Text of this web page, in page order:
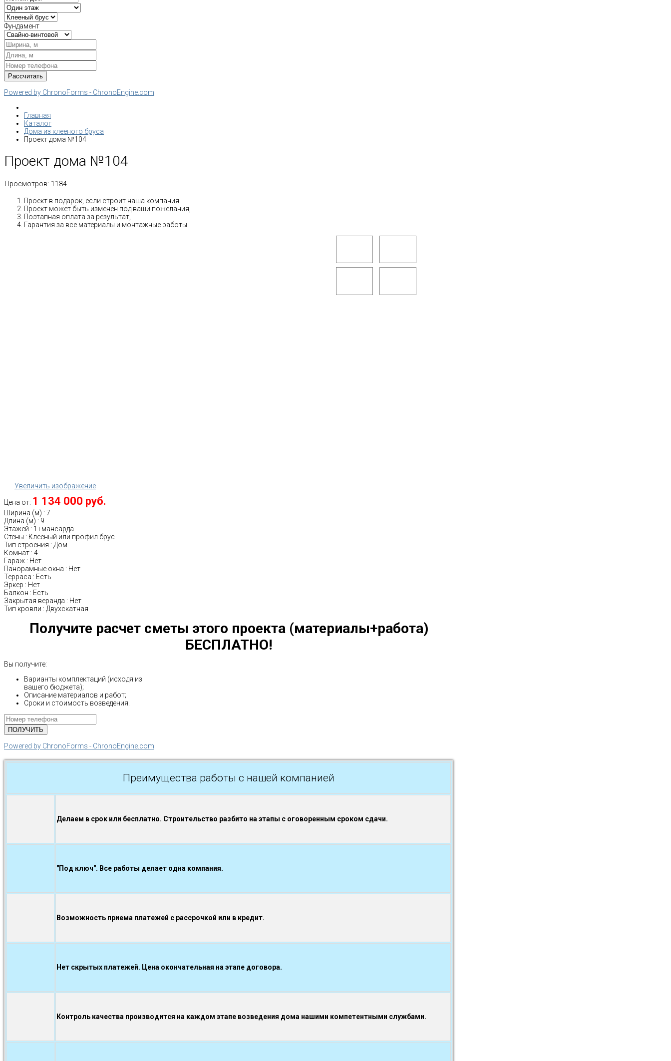
Фундамент
Powered by ChronoForms - ChronoEngine.com
Главная
Каталог
Дома из клееного бруса
Проект дома №104
Проект дома №104
Просмотров: 1184
Проект в подарок, если строит наша компания.
Проект может быть изменен под ваши пожелания,
Поэтапная оплата за результат,
Гарантия за все материалы и монтажные работы.
Увеличить изображение
Цена от: 1 134 000 руб.
Ширина (м) : 7
Длина (м) : 9
Этажей : 1+мансарда
Стены : Клееный или профил.брус
Тип строения : Дом
Комнат : 4
Гараж : Нет
Панорамные окна : Нет
Терраса : Есть
Эркер : Нет
Балкон : Есть
Закрытая веранда : Нет
Тип кровли : Двухскатная
Получите расчет сметы этого проекта (материалы+работа)
БЕСПЛАТНО!
Вы получите:
Варианты комплектаций (исходя из
вашего бюджета);
Описание материалов и работ;
Сроки и стоимость возведения.
Powered by ChronoForms - ChronoEngine.com
Преимущества работы с нашей компанией
Делаем в срок или бесплатно. Строительство разбито на этапы с оговоренным сроком сдачи.
"Под ключ". Все работы делает одна компания.
Возможность приема платежей с рассрочкой или в кредит.
Нет скрытых платежей. Цена окончательная на этапе договора.
Контроль качества производится на каждом этапе возведения дома нашими компетентными службами.